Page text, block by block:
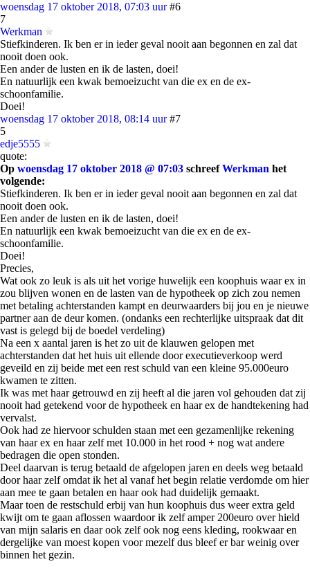
woensdag 17 oktober 2018, 07:03 uur #6
7
Werkman
Stiefkinderen. Ik ben er in ieder geval nooit aan begonnen en zal dat
nooit doen ook.
Een ander de lusten en ik de lasten, doei!
En natuurlijk een kwak bemoeizucht van die ex en de ex-
schoonfamilie.
Doei!
woensdag 17 oktober 2018, 08:14 uur #7
5
edje5555
quote:
Op woensdag 17 oktober 2018 @ 07:03 schreefWerkman het
volgende:
Stiefkinderen. Ik ben er in ieder geval nooit aan begonnen en zal dat
nooit doen ook.
Een ander de lusten en ik de lasten, doei!
En natuurlijk een kwak bemoeizucht van die ex en de ex-
schoonfamilie.
Doei!
Precies,
Wat ook zo leuk is als uit het vorige huwelijk een koophuis waar ex in
zou blijven wonen en de lasten van de hypotheek op zich zou nemen
met betaling achterstanden kampt en deurwaarders bij jou en je nieuwe
partner aan de deur komen. (ondanks een rechterlijke uitspraak dat dit
vast is gelegd bij de boedel verdeling)
Na een x aantal jaren is het zo uit de klauwen gelopen met
achterstanden dat het huis uit ellende door executieverkoop werd
geveild en zij beide met een rest schuld van een kleine 95.000euro
kwamen te zitten.
Ik was met haar getrouwd en zij heeft al die jaren vol gehouden dat zij
nooit had getekend voor de hypotheek en haar ex de handtekening had
vervalst.
Ook had ze hiervoor schulden staan met een gezamenlijke rekening
van haar ex en haar zelf met 10.000 in het rood + nog wat andere
bedragen die open stonden.
Deel daarvan is terug betaald de afgelopen jaren en deels weg betaald
door haar zelf omdat ik het al vanaf het begin relatie verdomde om hier
aan mee te gaan betalen en haar ook had duidelijk gemaakt.
Maar toen de restschuld erbij van hun koophuis dus weer extra geld
kwijt om te gaan aflossen waardoor ik zelf amper 200euro over hield
van mijn salaris en daar ook zelf ook nog eens kleding, rookwaar en
dergelijke van moest kopen voor mezelf dus bleef er bar weinig over
binnen het gezin.